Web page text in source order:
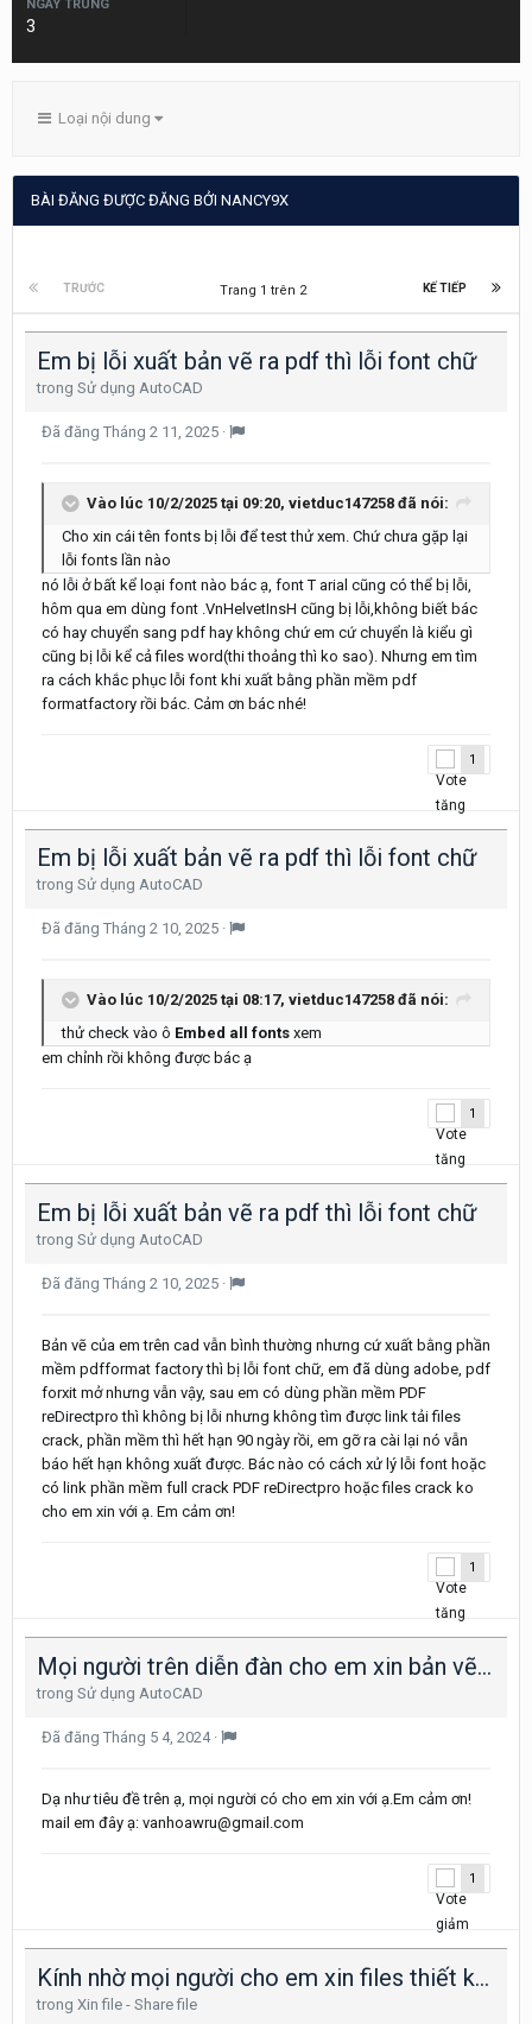
NGÀY TRÚNG
3
Loại nội dung
BÀI ĐĂNG ĐƯỢC ĐĂNG BỞI NANCY9X
TRƯỚC KẾ TIẾP
Trang 1 trên 2
Em bị lỗi xuất bản vẽ ra pdf thì lỗi font chữ
trong Sử dụng AutoCAD
Đã đăng Tháng 2 11, 2025 ·
Vào lúc 10/2/2025 tại 09:20, vietduc147258 đã nói:
Cho xin cái tên fonts bị lỗi để test thử xem. Chứ chưa gặp lại
lỗi fonts lần nào
nó lỗi ở bất kể loại font nào bác ạ, font T arial cũng có thể bị lỗi,
hôm qua em dùng font .VnHelvetInsH cũng bị lỗi,không biết bác
có hay chuyển sang pdf hay không chứ em cứ chuyển là kiểu gì
cũng bị lỗi kể cả files word(thi thoảng thì ko sao). Nhưng em tìm
ra cách khắc phục lỗi font khi xuất bằng phần mềm pdf
formatfactory rồi bác. Cảm ơn bác nhé!
1
Em bị lỗi xuất bản vẽ ra pdf thì lỗi font chữ
trong Sử dụng AutoCAD
Đã đăng Tháng 2 10, 2025 ·
Vào lúc 10/2/2025 tại 08:17, vietduc147258 đã nói:
thử check vào ô Embed all fonts xem
em chỉnh rồi không được bác ạ
1
Em bị lỗi xuất bản vẽ ra pdf thì lỗi font chữ
trong Sử dụng AutoCAD
Đã đăng Tháng 2 10, 2025 ·
Bản vẽ của em trên cad vẫn bình thường nhưng cứ xuất bằng phần
mềm pdfformat factory thì bị lỗi font chữ, em đã dùng adobe, pdf
forxit mở nhưng vẫn vậy, sau em có dùng phần mềm PDF
reDirectpro thì không bị lỗi nhưng không tìm được link tải files
crack, phần mềm thì hết hạn 90 ngày rồi, em gỡ ra cài lại nó vẫn
báo hết hạn không xuất được. Bác nào có cách xử lý lỗi font hoặc
có link phần mềm full crack PDF reDirectpro hoặc files crack ko
cho em xin với ạ. Em cảm ơn!
1
Mọi người trên diễn đàn cho em xin bản vẽ chi tiết các loại hố ga, tuynel Viễn Thông với ạ
trong Sử dụng AutoCAD
Đã đăng Tháng 5 4, 2024 ·
Dạ như tiêu đề trên ạ, mọi người có cho em xin với ạ.Em cảm ơn!
mail em đây ạ: vanhoawru@gmail.com
1
Kính nhờ mọi người cho em xin files thiết kế hố ga viễn thông loại nắp bê tông và composite ạ
trong Xin file - Share file